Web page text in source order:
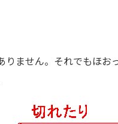
ません。それでもほお